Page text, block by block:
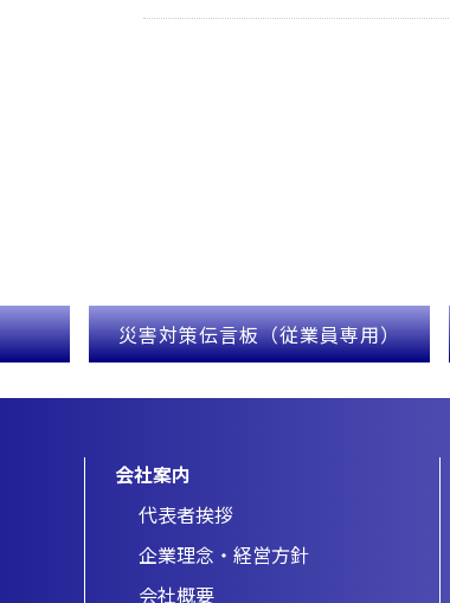
災害対策伝言板（従業員専用）
会社案内
代表者挨拶
企業理念・経営方針
会社概要